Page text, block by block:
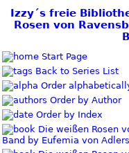
Izzy´s freie
Rosen von
Start Page
Back to Series List
Order
Order by Author
Order by Index
Die weißen Rosen
Band by Eufemia von